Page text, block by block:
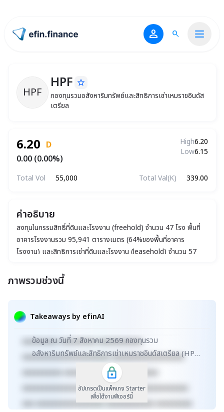
ไปหน้าแรก person search
HPF HPF กองทุนรวมอสังหาริมทรัพย์และสิทธิการเช่าเหมรา
HPF star_border
กองทุนรวมอสังหาริมทรัพย์และสิทธิการเช่าเหมราชอินดัส
เตรียล
6.20 D
0.00 (0.00%)
High6.20
Low6.15
Total Vol 55,000 Total Val(K) 339.00
คำอธิบาย
ลงทุนในกรรมสิทธิ์ที่ดินและโรงงาน (freehold) จำนวน 47 โรง พื้นที่
อาคารโรงงานรวม 95,941 ตารางเมตร (64%ของพื้นที่อาคาร
โรงงาน) และสิทธิการเช่าที่ดินและโรงงาน (leasehold) จำนวน 57
อาคารโรงงาน)
ภาพรวมช่วงนี้
Takeaways by efinAI
xxxxx xxxxxxxxxxxxxxxxxxxxxxxxxxxxxx
xxxxxxxxxxxxxxxxxx xxxxxxxxxxxxxxx xxxxx
xxxxxxxxx xxxxxxxxx xxxxxxxxxxx
xxxxxxxxxxxxxxxxxxxxxx xxxxxxxxxxxxxxxxxx
xxxxxxxxxx xxxxxxxxxxxxx xxxxxxxxxx
xxxxxxxxxxxxxxxxxxxxxxxxxx xxxxxxxxxxxxxxx
xxx xxxxxxxxxxxxxxxxx xxxxxxxxxxxx xxxxxxxxx
ข้อมูล ณ วันที่ 7 สิงหาคม 2569 กองทุนรวม
อสังหาริมทรัพย์และสิทธิการเช่าเหมราชอินดัสเตรียล (HPF)
ยังคงรักษาความมั่นคงในตลาดอสังหาริมทรัพย์เชิง
อุตสาหกรรม...
อัปเกรดเป็นแพ็คเกจ Starter
เพื่อใช้งานฟีเจอร์นี้